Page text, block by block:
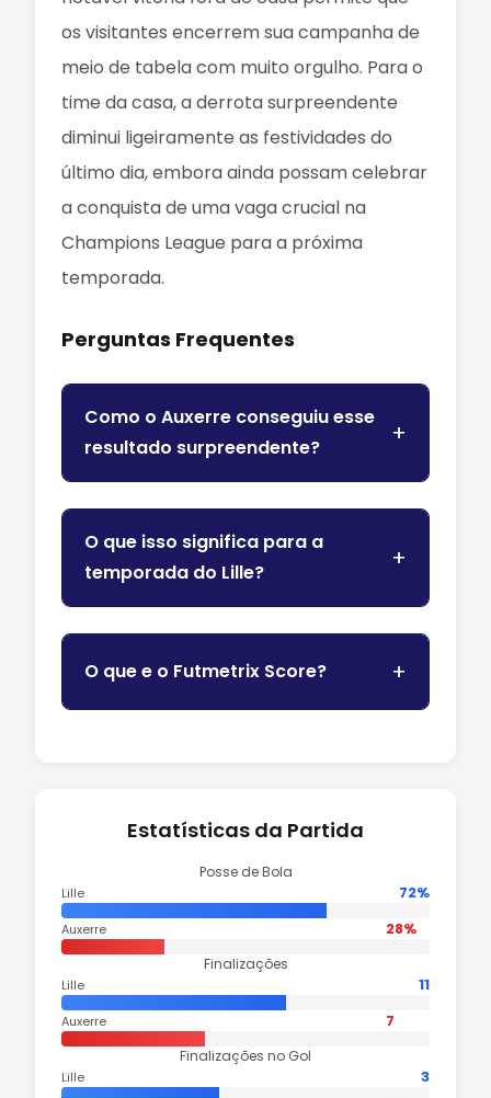
os visitantes encerrem sua campanha de
meio de tabela com muito orgulho. Para o
time da casa, a derrota surpreendente
diminui ligeiramente as festividades do
último dia, embora ainda possam celebrar
a conquista de uma vaga crucial na
Champions League para a próxima
temporada.
Perguntas Frequentes
Como o Auxerre conseguiu esse
resultado surpreendente?
O que isso significa para a
temporada do Lille?
O que e o Futmetrix Score?
Estatísticas da Partida
Posse de Bola
Lille 72%
Auxerre 28%
Finalizações
Lille 11
Auxerre 7
Finalizações no Gol
Lille 3